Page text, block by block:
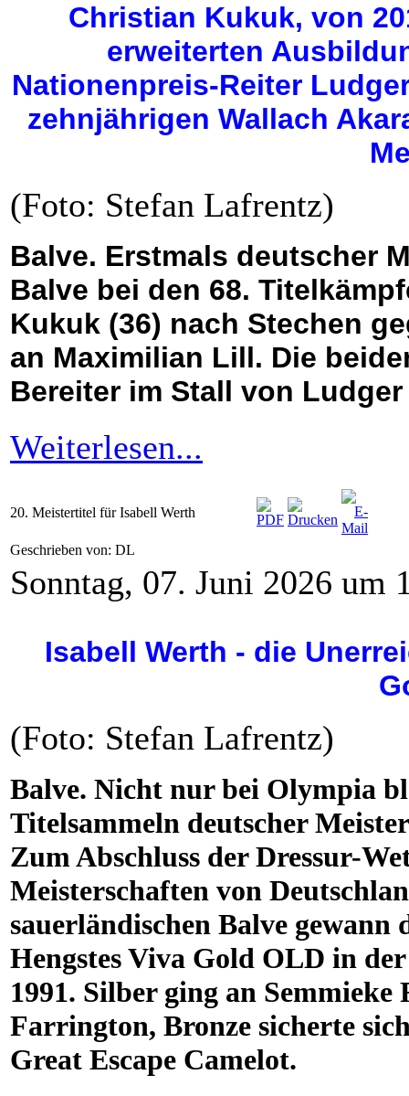
Christian Kukuk, von
erweiterten
Nationenpreis-Reiter
zehnjährigen Wallach
(Foto: Stefan Lafrentz)
Balve. Erstmals deutscher
Balve bei den 68.
Kukuk (36) nach Stechen
an Maximilian Lill. Die
Bereiter im Stall von
Weiterlesen...
20. Meistertitel für Isabell Werth
Geschrieben von: DL
Sonntag, 07. Juni 2026 um
Isabell Werth - die
(Foto: Stefan Lafrentz)
Balve. Nicht nur bei Olympia
Titelsammeln deutscher
Zum Abschluss der Dressur-
Meisterschaften von
sauerländischen Balve
Hengstes Viva Gold OLD in
1991. Silber ging an
Farrington, Bronze sicherte
Great Escape Camelot.